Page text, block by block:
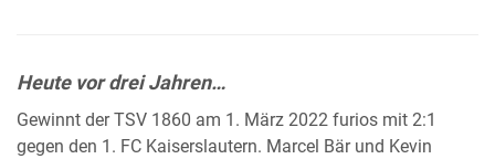
Heute vor drei Jahren…
Gewinnt der TSV 1860 am 1. März 2022 furios mit 2:1
gegen den 1. FC Kaiserslautern. Marcel Bär und Kevin